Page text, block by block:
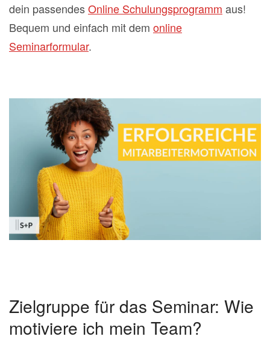
dein passendesOnline Schulungsprogramm aus!
Bequem und einfach mit dem online
Seminarformular.
Zielgruppe für das Seminar: Wie
motiviere ich mein Team?